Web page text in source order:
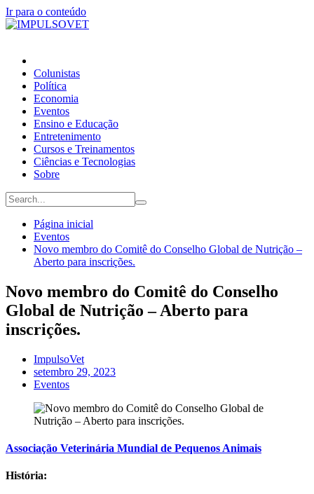
Ir para o conteúdo
Colunistas
Política
Economia
Eventos
Ensino e Educação
Entretenimento
Cursos e Treinamentos
Ciências e Tecnologias
Sobre
Página inicial
Eventos
Novo membro do Comitê do Conselho Global de Nutrição –
Aberto para inscrições.
Novo membro do Comitê do Conselho
Global de Nutrição – Aberto para
inscrições.
ImpulsoVet
setembro 29, 2023
Eventos
Associação Veterinária Mundial de Pequenos Animais
História: